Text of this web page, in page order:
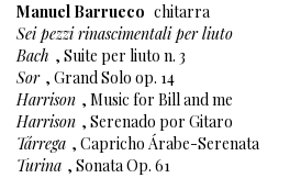
Manuel Barrueco chitarra
Sei pezzi rinascimentali per liuto
Bach , Suite per liuto n. 3
Sor , Grand Solo op. 14
Harrison , Music for Bill and me
Harrison , Serenado por Gitaro
Tárrega , Capricho Árabe-Serenata
Turina , Sonata Op. 61